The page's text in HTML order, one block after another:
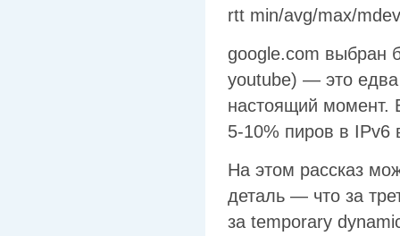
rtt min/avg/max/
google.com выбран
youtube) — это едва
настоящий момент.
5-10% пиров в IPv6
На этом рассказ
деталь — что за
за temporary